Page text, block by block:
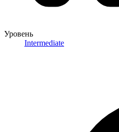
Уровень
Intermediate